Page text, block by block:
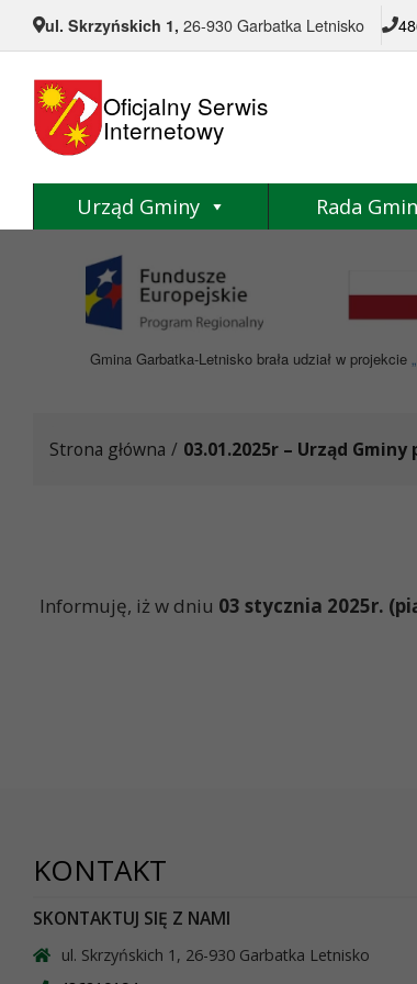
ul. Skrzyńskich 1, 26-930 Garbatka Letnisko
Oficjalny Serwis
Internetowy
Urząd Gminy Rada
Gmina Garbatka-Letnisko brała udział w projekcie
Strona główna / 03.01.2025r – Urząd Gminy
Informuję, iż w dniu 03 stycznia 2025r.
KONTAKT
SKONTAKTUJ SIĘ Z NAMI
ul. Skrzyńskich 1, 26-930 Garbatka Letnisko